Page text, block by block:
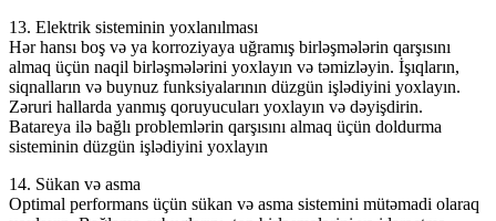
13. Elektrik sisteminin yoxlanılması
Hər hansı boş və ya korroziyaya uğramış birləşmələrin qarşısını
almaq üçün naqil birləşmələrini yoxlayın və təmizləyin. İşıqların,
siqnalların və buynuz funksiyalarının düzgün işlədiyini yoxlayın.
Zəruri hallarda yanmış qoruyucuları yoxlayın və dəyişdirin.
Batareya ilə bağlı problemlərin qarşısını almaq üçün doldurma
sisteminin düzgün işlədiyini yoxlayın
14. Sükan və asma
Optimal performans üçün sükan və asma sistemini mütəmadi olaraq